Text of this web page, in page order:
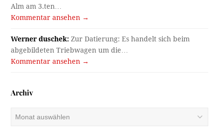
Alm am 3.ten…
Kommentar ansehen →
Werner duschek: Zur Datierung: Es handelt sich beim
abgebildeten Triebwagen um die…
Kommentar ansehen →
Archiv
Archiv